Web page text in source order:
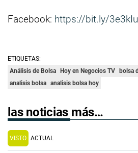
Facebook: https://bit.ly/
ETIQUETAS:
Análisis de Bolsa
Hoy en Negocios TV bolsa
analisis bolsa analisis bolsa hoy
las noticias más…
VISTO ACTUAL